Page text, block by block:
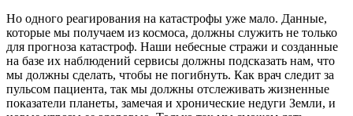
Но одного реагирования на катастрофы уже мало. Данные,
которые мы получаем из космоса, должны служить не только
для прогноза катастроф. Наши небесные стражи и созданные
на базе их наблюдений сервисы должны подсказать нам, что
мы должны сделать, чтобы не погибнуть. Как врач следит за
пульсом пациента, так мы должны отслеживать жизненные
показатели планеты, замечая и хронические недуги Земли, и